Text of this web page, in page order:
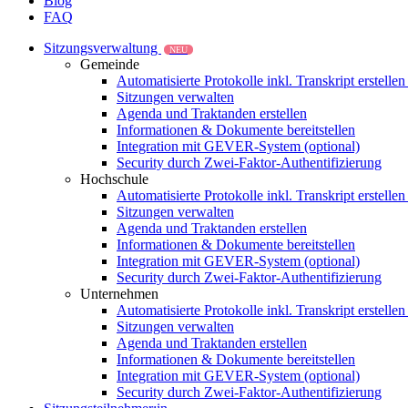
FAQ
Sitzungsverwaltung
NEU
Gemeinde
Automatisierte Protokolle inkl. Transkript erstellen
Sitzungen verwalten
Agenda und Traktanden erstellen
Informationen & Dokumente bereitstellen
Integration mit GEVER-System (optional)
Security durch Zwei-Faktor-Authentifizierung
Hochschule
Automatisierte Protokolle inkl. Transkript erstellen
Sitzungen verwalten
Agenda und Traktanden erstellen
Informationen & Dokumente bereitstellen
Integration mit GEVER-System (optional)
Security durch Zwei-Faktor-Authentifizierung
Unternehmen
Automatisierte Protokolle inkl. Transkript erstellen
Sitzungen verwalten
Agenda und Traktanden erstellen
Informationen & Dokumente bereitstellen
Integration mit GEVER-System (optional)
Security durch Zwei-Faktor-Authentifizierung